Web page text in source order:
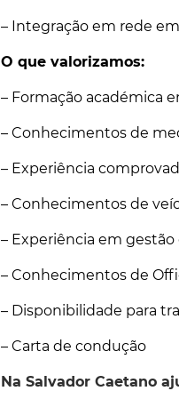
– Integração em rede
O que valorizamos:
– Formação académica
– Conhecimentos de
– Experiência
– Conhecimentos de
– Experiência em
– Conhecimentos de
– Disponibilidade para
– Carta de condução
Na Salvador Caetano